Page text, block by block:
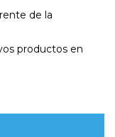
de la
productos en